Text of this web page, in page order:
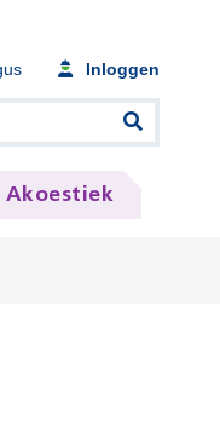
Inloggen
Akoestiek